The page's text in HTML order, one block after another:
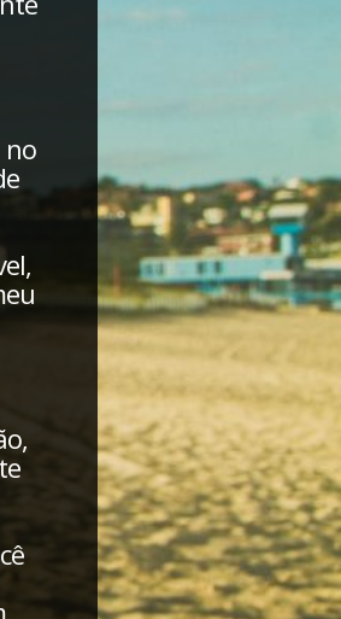
no